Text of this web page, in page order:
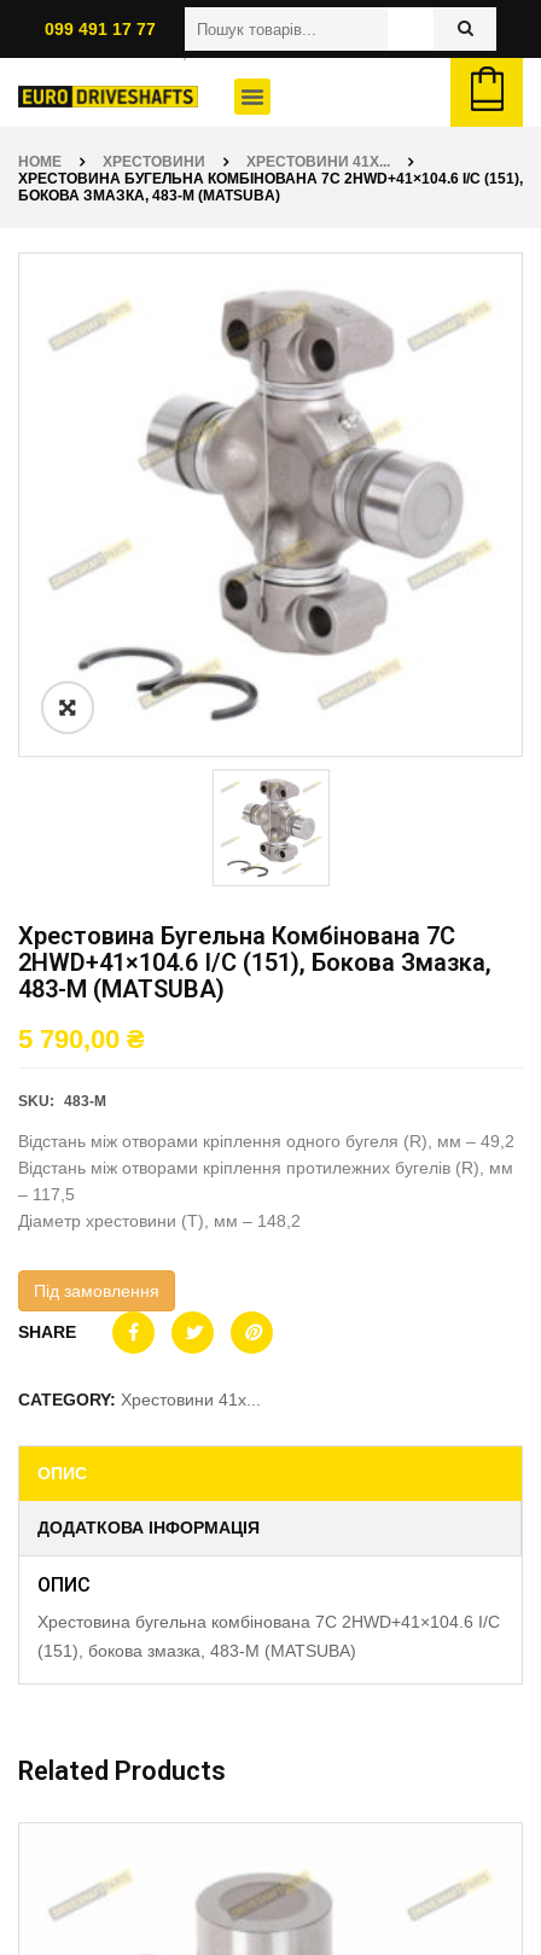
099 491 17 77
HOME ХРЕСТОВИНИ
ХРЕСТОВИНИ 41X...
ХРЕСТОВИНА БУГЕЛЬНА КОМБІНОВАНА 7C 2HWD+41×104.6 I/C (151),
БОКОВА ЗМАЗКА, 483-M (MATSUBA)
Хрестовина Бугельна Комбінована 7C
2HWD+41×104.6 I/C (151), Бокова Змазка,
483-M (MATSUBA)
5 790,00 ₴
SKU: 483-M
Відстань між отворами кріплення одного бугеля (R), мм – 49,2
Відстань між отворами кріплення протилежних бугелів (R), мм
– 117,5
Діаметр хрестовини (T), мм – 148,2
Під замовлення
SHARE
CATEGORY: Хрестовини 41x...
ОПИС
ДОДАТКОВА ІНФОРМАЦІЯ
ОПИС
Хрестовина бугельна комбінована 7C 2HWD+41×104.6 I/C
(151), бокова змазка, 483-M (MATSUBA)
Related Products